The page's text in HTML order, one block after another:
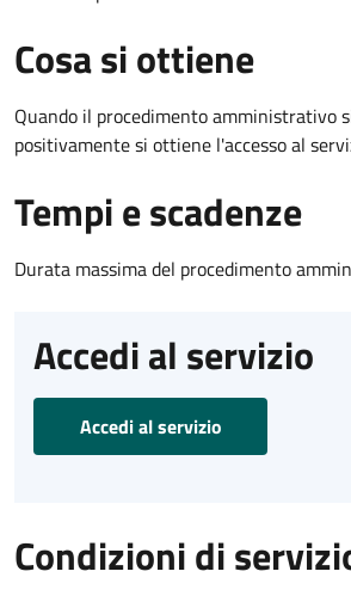
Cosa si ottiene
Quando il procedimento amministrativo
positivamente si ottiene l'accesso al
Tempi e scadenze
Durata massima del procedimento
Accedi al servizio
Accedi al servizio
Condizioni di